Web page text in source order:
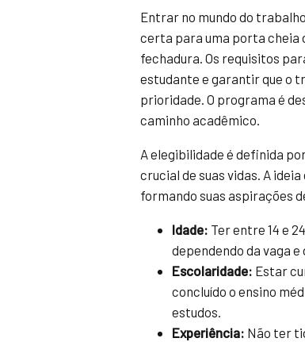
Entrar no mundo do
certa para uma porta cheia
fechadura. Os requisitos
estudante e garantir que o
prioridade. O programa é
caminho acadêmico.
A elegibilidade é definida
crucial de suas vidas. A
formando suas aspirações
Idade: Ter entre 14 e
dependendo da vaga
Escolaridade: Estar
concluído o ensino
estudos.
Experiência: Não ter